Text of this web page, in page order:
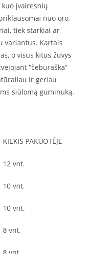
įvairesnių
nuo oro,
tiek starkiai ar
variantus. Kartais
o visus kitus žuvys
“čeburaška”
ir geriau
siūlomą guminuką.
KIEKIS PAKUOTĖJE
12 vnt.
10 vnt.
10 vnt.
8 vnt.
8 vnt.